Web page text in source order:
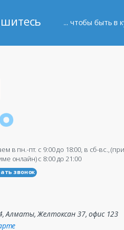
... чтобы быть в
в пн.-пт. c 9:00 до 18:00, в сб-вс.,
онлайн) c 8:00 до 21:00
звонок
Алматы, Желтоксан 37, офис 123